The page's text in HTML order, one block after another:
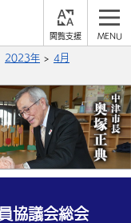
支
白
縮小
YouTube
2023年
4月
協議会総会